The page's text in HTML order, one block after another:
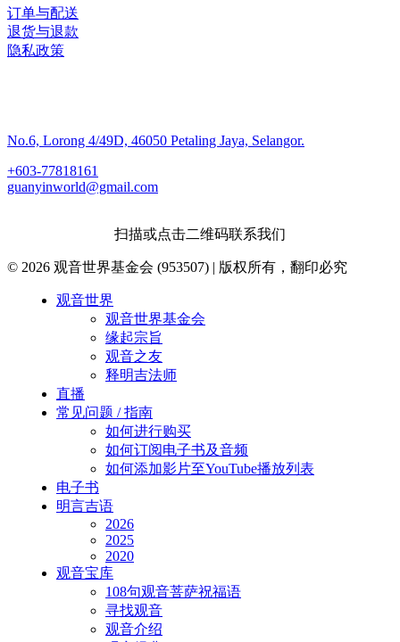
订单与配送
退货与退款
隐私政策
No.6, Lorong 4/49D, 46050 Petaling Jaya, Selangor.
+603-77818161
guanyinworld@gmail.com
扫描或点击二维码联系我们
© 2026 观音世界基金会 (953507) | 版权所有，翻印必究
观音世界
观音世界基金会
缘起宗旨
观音之友
释明吉法师
直播
常见问题 / 指南
如何进行购买
如何订阅电子书及音频
如何添加影片至YouTube播放列表
电子书
明言吉语
2026
2025
2020
观音宝库
108句观音菩萨祝福语
寻找观音
观音介绍